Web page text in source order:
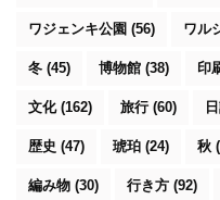
ワジェンキ公園 (56) ワル
冬 (45) 博物館 (38) 印
文化(162) 旅行 (60)
歴史 (47) 琥珀 (24) 秋
編み物 (30) 行き方 (92)